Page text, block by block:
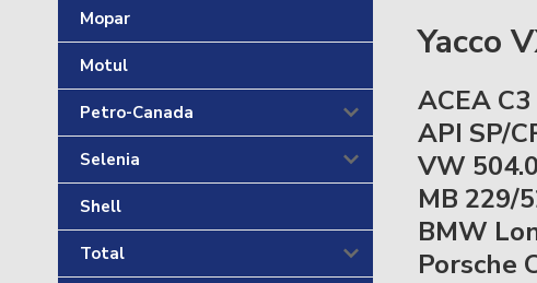
Mopar
Motul
Petro-Canada
Selenia
Shell
Total
Yacco
ACEA C3
API SP/
VW
MB 229/
BMW
Porsche